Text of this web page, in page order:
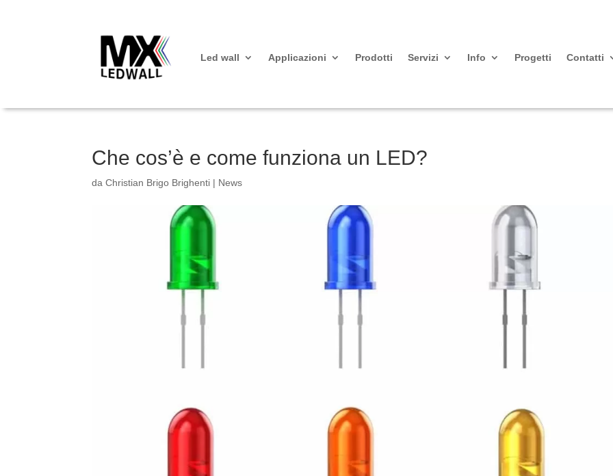
Led wall Applicazioni Prodotti Servizi Info Progetti Contatti
Che cos’è e come funziona un LED?
daChristian Brigo Brighenti | News